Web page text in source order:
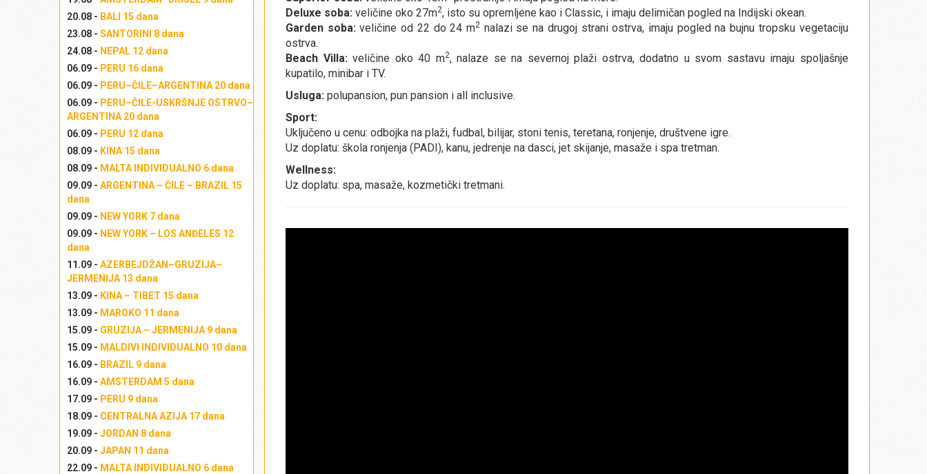
20.08 - BALI 15 dana
23.08 - SANTORINI 8 dana
24.08 - NEPAL 12 dana
06.09 - PERU 16 dana
06.09 - PERU–ČILE–ARGENTINA 20 dana
06.09 - PERU–ČILE-USKRŠNJE OSTRVO–
ARGENTINA 20 dana
06.09 - PERU 12 dana
08.09 - KINA 15 dana
08.09 - MALTA INDIVIDUALNO 6 dana
09.09 - ARGENTINA – ČILE – BRAZIL 15
dana
09.09 - NEW YORK 7 dana
09.09 - NEW YORK – LOS ANĐELES 12
dana
11.09 - AZERBEJDŽAN–GRUZIJA–
JERMENIJA 13 dana
13.09 - KINA – TIBET 15 dana
13.09 - MAROKO 11 dana
15.09 - GRUZIJA – JERMENIJA 9 dana
15.09 - MALDIVI INDIVIDUALNO 10 dana
16.09 - BRAZIL 9 dana
16.09 - AMSTERDAM 5 dana
17.09 - PERU 9 dana
18.09 - CENTRALNA AZIJA 17 dana
19.09 - JORDAN 8 dana
20.09 - JAPAN 11 dana
22.09 - MALTA INDIVIDUALNO 6 dana
Deluxe soba: veličine ​oko 27​m2​​, isto su opremljene kao i Classic, i imaju ​​delimičan pogled na Indijski okean.
Garden soba:veličine od 22 do 24 m​2​ nalazi se na drugoj strani ostrva, imaju pogled na bujnu tropsku vegetaciju
ostrva.
Beach Villa: veličine ​oko​ 40 m​2,​ nalaze se na severnoj plaži ostrva, dodatno u svom sastavu imaju spoljašnje
kupatilo, minibar i TV.
Usluga: polupansion, pun pansion i all inclusive.
Sport:
Uključeno u cenu: odbojka na plaži, fudbal, bilijar, stoni tenis, teretana, ronjenje, društvene igre.
Uz doplatu: škola ronjenja (PADI), kanu, jedrenje na dasci, jet skijanje, masaže i spa tretman.
Wellness:
Uz doplatu: spa, masaže, kozmetički tretmani.